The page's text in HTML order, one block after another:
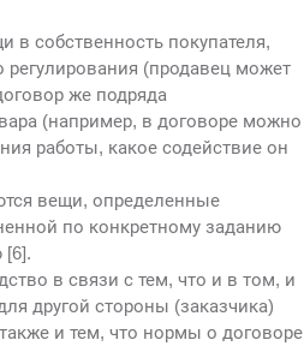
в собственность покупателя,
(продавец может
же подряда
(например, в договоре можно
работы, какое содействие он
вещи, определенные
по конкретному заданию
[6].
в связи с тем, что и в том, и
другой стороны (заказчика)
и тем, что нормы о договоре